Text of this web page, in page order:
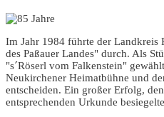
Im Jahr 1984 führte der Landkreis
des Paßauer Landes" durch. Als
"s´Röserl vom Falkenstein"
Neukirchener Heimatbühne und
entscheiden. Ein großer Erfolg,
entsprechenden Urkunde